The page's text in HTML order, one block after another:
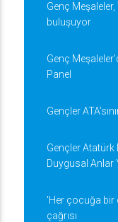
Genç
buluşuyor
Genç
Panel
Gençler
Gençler Atatürk
Duygusal Anlar
'Her çocuğa bir
çağrısı